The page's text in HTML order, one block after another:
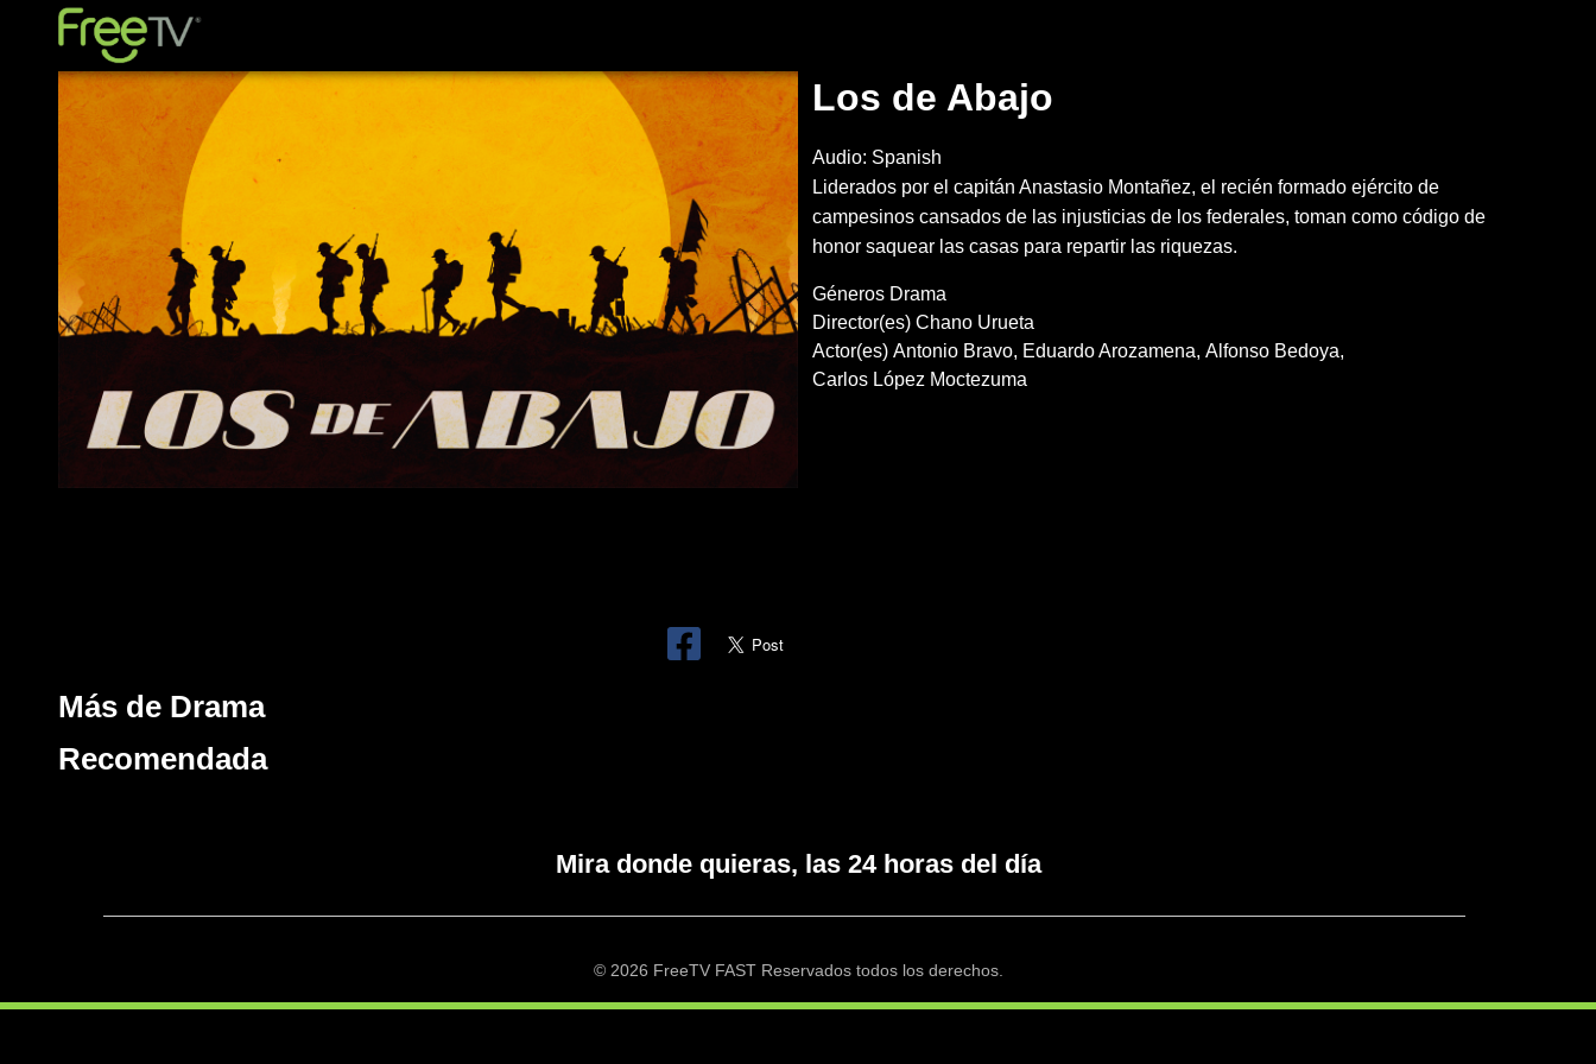
Los de Abajo
Audio: Spanish
Liderados por el capitán Anastasio Montañez, el recién formado ejército de
campesinos cansados de las injusticias de los federales, toman como código de
honor saquear las casas para repartir las riquezas.
Géneros Drama
Director(es) Chano Urueta
Actor(es) Antonio Bravo Eduardo Arozamena Alfonso Bedoya
Carlos López Moctezuma
Más de Drama
Recomendada
Mira donde quieras, las 24 horas del día
© 2026 FreeTV FAST Reservados todos los derechos.